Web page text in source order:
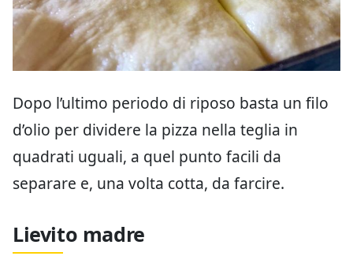
Dopo l’ultimo periodo di riposo basta un filo
d’olio per dividere la pizza nella teglia in
quadrati uguali, a quel punto facili da
separare e, una volta cotta, da farcire.
Lievito madre